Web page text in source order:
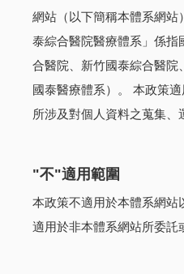
網站（以下簡稱本體系網站
泰綜合醫院醫療體系」係指
合醫院、新竹國泰綜合醫院
國泰醫療體系）。 本政策
所涉及對個人資料之蒐集、
"不"適用範圍
本政策不適用於本體系網站
適用於非本體系網站所委託